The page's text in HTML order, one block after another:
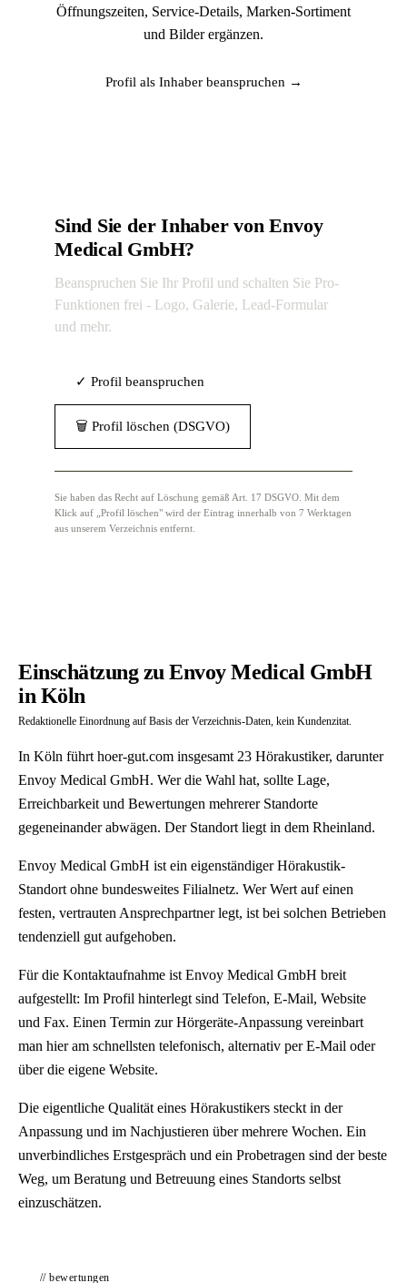
Öffnungszeiten, Service-Details, Marken-Sortiment
und Bilder ergänzen.
Profil als Inhaber beanspruchen →
Sind Sie der Inhaber von Envoy
Medical GmbH?
Beanspruchen Sie Ihr Profil und schalten Sie Pro-
Funktionen frei - Logo, Galerie, Lead-Formular
und mehr.
✓ Profil beanspruchen
🗑 Profil löschen (DSGVO)
Sie haben das Recht auf Löschung gemäß Art. 17 DSGVO. Mit dem
Klick auf „Profil löschen" wird der Eintrag innerhalb von 7 Werktagen
aus unserem Verzeichnis entfernt.
Einschätzung zu Envoy Medical GmbH
in Köln
Redaktionelle Einordnung auf Basis der Verzeichnis-Daten, kein Kundenzitat.
In Köln führt hoer-gut.com insgesamt 23 Hörakustiker, darunter
Envoy Medical GmbH. Wer die Wahl hat, sollte Lage,
Erreichbarkeit und Bewertungen mehrerer Standorte
gegeneinander abwägen. Der Standort liegt in dem Rheinland.
Envoy Medical GmbH ist ein eigenständiger Hörakustik-
Standort ohne bundesweites Filialnetz. Wer Wert auf einen
festen, vertrauten Ansprechpartner legt, ist bei solchen Betrieben
tendenziell gut aufgehoben.
Für die Kontaktaufnahme ist Envoy Medical GmbH breit
aufgestellt: Im Profil hinterlegt sind Telefon, E-Mail, Website
und Fax. Einen Termin zur Hörgeräte-Anpassung vereinbart
man hier am schnellsten telefonisch, alternativ per E-Mail oder
über die eigene Website.
Die eigentliche Qualität eines Hörakustikers steckt in der
Anpassung und im Nachjustieren über mehrere Wochen. Ein
unverbindliches Erstgespräch und ein Probetragen sind der beste
Weg, um Beratung und Betreuung eines Standorts selbst
einzuschätzen.
// bewertungen